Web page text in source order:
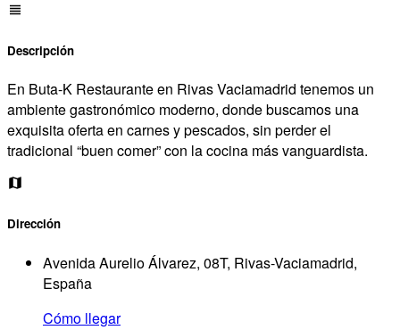
Descripción
En Buta-K Restaurante en Rivas Vaciamadrid tenemos un
ambiente gastronómico moderno, donde buscamos una
exquisita oferta en carnes y pescados, sin perder el
tradicional “buen comer” con la cocina más vanguardista.
Dirección
Avenida Aurelio Álvarez, 08T, Rivas-Vaciamadrid,
España
Cómo llegar